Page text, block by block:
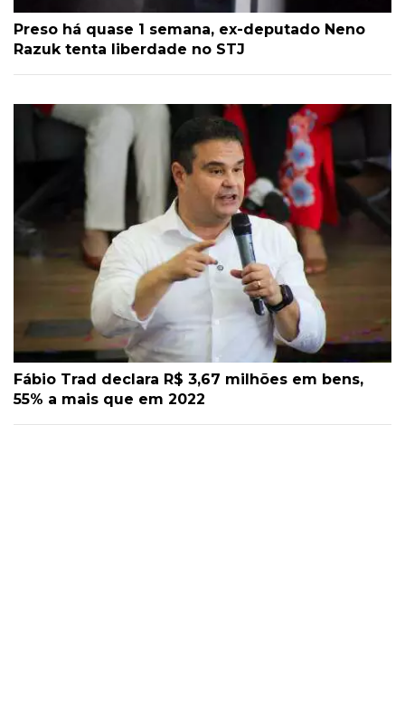
Preso há quase 1 semana, ex-deputado Neno
Razuk tenta liberdade no STJ
Fábio Trad declara R$ 3,67 milhões em bens,
55% a mais que em 2022